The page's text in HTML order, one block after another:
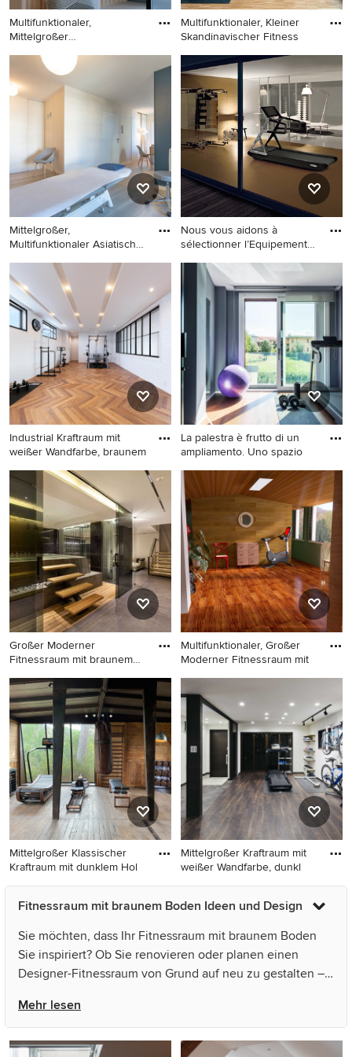
Multifunktionaler,
Mittelgroßer
Multifunktionaler,
Mittelgroßer Skandinavischer
Fitnessraum mit braunem
Boden in München
Multifunktionaler, Kleiner
Skandinavischer Fitness
Multifunktionaler, Kleiner
Skandinavischer Fitnessraum
mit schwarzer Wandfarbe,
braunem Holzboden,
braunem Boden und
Holzdecke in Nürnberg
Mittelgroßer,
Multifunktionaler Asiatischer
Mittelgroßer,
Multifunktionaler Asiatischer
Fitnessraum mit blauer
Wandfarbe und braunem
Boden in Lyon
Nous vous aidons à
sélectionner l’Equipement
Multifunktionaler, Großer
Fitnessraum mit braunem
Boden in Toulouse
Industrial Kraftraum mit
weißer Wandfarbe, braunem
Industrial Kraftraum mit
weißer Wandfarbe, braunem
Holzboden und braunem
Boden
La palestra è frutto di un
ampliamento. Uno spazio
Kleiner Moderner Kraftraum
mit grauer Wandfarbe und
braunem Boden in Florenz
Großer Moderner
Fitnessraum mit braunem
Großer Moderner
Fitnessraum mit braunem
Boden in Bologna
Multifunktionaler, Großer
Moderner Fitnessraum mit
Multifunktionaler, Großer
Moderner Fitnessraum mit
grüner Wandfarbe, dunklem
Holzboden, braunem Boden
und gewölbter Decke in
Saint-Etienne
Mittelgroßer Klassischer
Kraftraum mit dunklem Hol
Mittelgroßer Klassischer
Kraftraum mit dunklem
und Holzdecke in Marseille
Mittelgroßer Kraftraum mit
weißer Wandfarbe, dunkl
Mittelgroßer Kraftraum mit
weißer Wandfarbe, dunklem
Boden in Nagoya
Fitnessraum mit braunem Boden Ideen und Design
Sie möchten, dass Ihr Fitnessraum mit braunem Boden
Sie inspiriert? Ob Sie renovieren oder planen einen
Designer-Fitnessraum von Grund auf neu zu gestalten –
und Architekten dieses Landes, unter anderem von リノ
ベーションスタジオKULABO und Florim Ceramiche
S.p.A.. Sehen Sie sich Fotos in vielen verschiedenen
Mehr lesen